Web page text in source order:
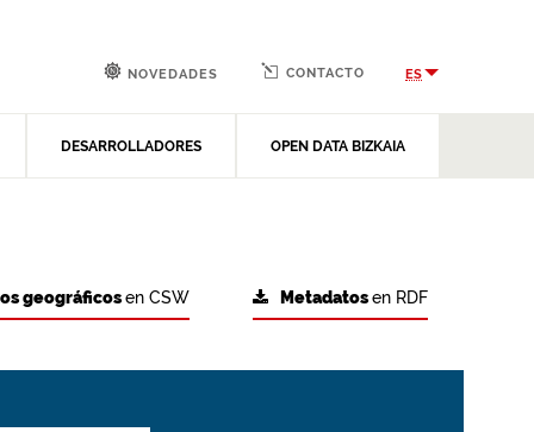
DESARROLLADORES OPEN DATA BIZKAIA
NOVEDADES CONTACTO ES
Metadatosen RDF
geográficosen CSW